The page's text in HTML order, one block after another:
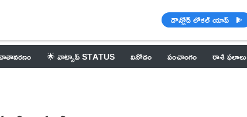
డౌన్లోడ్ లోకల్ యాప్
🌟 వాట్సాప్ STATUS వినోదం పంచాంగం రాశి ఫలాలు